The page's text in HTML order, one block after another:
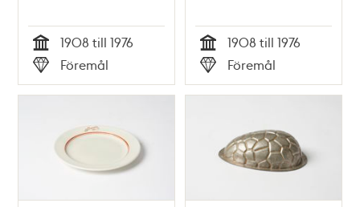
Tid
1908 till 1976
Typ
Föremål Tid
1908 till 1976
Typ
Föremål